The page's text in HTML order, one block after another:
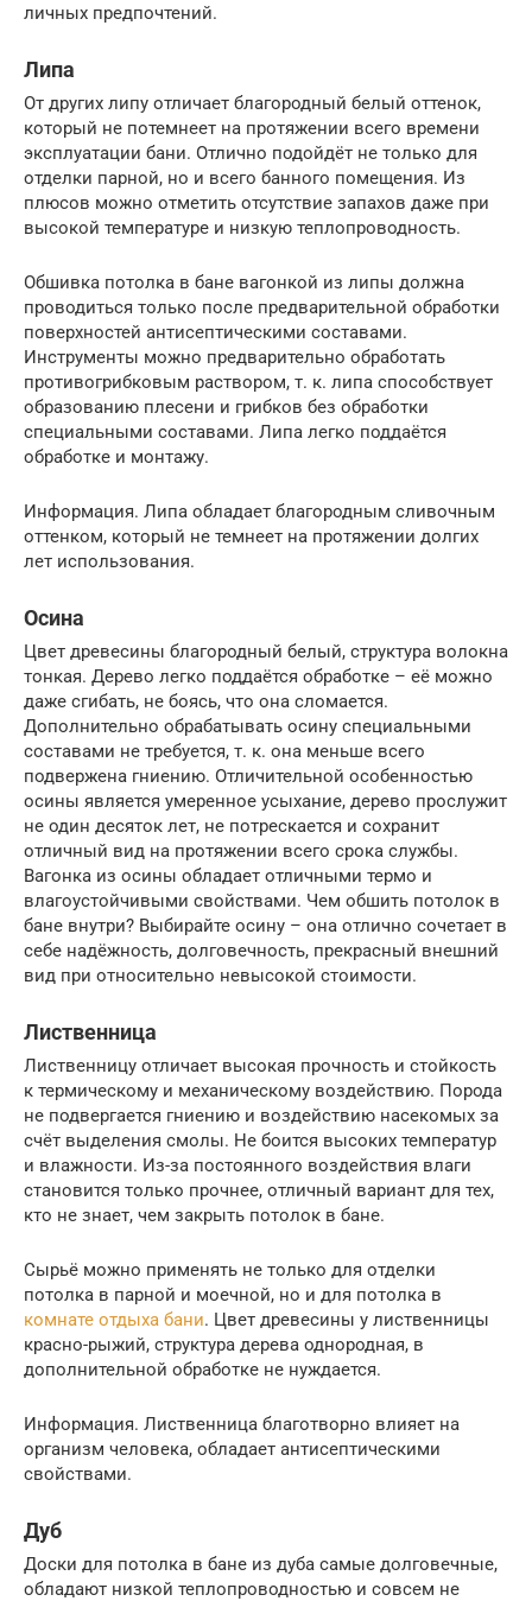
личных предпочтений.
Липа
От других липу отличает благородный белый оттенок,
который не потемнеет на протяжении всего времени
эксплуатации бани. Отлично подойдёт не только для
отделки парной, но и всего банного помещения. Из
плюсов можно отметить отсутствие запахов даже при
высокой температуре и низкую теплопроводность.
Обшивка потолка в бане вагонкой из липы должна
проводиться только после предварительной обработки
поверхностей антисептическими составами.
Инструменты можно предварительно обработать
противогрибковым раствором, т. к. липа способствует
образованию плесени и грибков без обработки
специальными составами. Липа легко поддаётся
обработке и монтажу.
Информация. Липа обладает благородным сливочным
оттенком, который не темнеет на протяжении долгих
лет использования.
Осина
Цвет древесины благородный белый, структура волокна
тонкая. Дерево легко поддаётся обработке – её можно
даже сгибать, не боясь, что она сломается.
Дополнительно обрабатывать осину специальными
составами не требуется, т. к. она меньше всего
подвержена гниению. Отличительной особенностью
осины является умеренное усыхание, дерево прослужит
не один десяток лет, не потрескается и сохранит
отличный вид на протяжении всего срока службы.
Вагонка из осины обладает отличными термо и
влагоустойчивыми свойствами. Чем обшить потолок в
бане внутри? Выбирайте осину – она отлично сочетает в
себе надёжность, долговечность, прекрасный внешний
вид при относительно невысокой стоимости.
Лиственница
Лиственницу отличает высокая прочность и стойкость
к термическому и механическому воздействию. Порода
не подвергается гниению и воздействию насекомых за
счёт выделения смолы. Не боится высоких температур
и влажности. Из-за постоянного воздействия влаги
становится только прочнее, отличный вариант для тех,
кто не знает, чем закрыть потолок в бане.
Сырьё можно применять не только для отделки
потолка в парной и моечной, но и для потолка в
комнате отдыха бани. Цвет древесины у лиственницы
красно-рыжий, структура дерева однородная, в
дополнительной обработке не нуждается.
Информация. Лиственница благотворно влияет на
организм человека, обладает антисептическими
свойствами.
Дуб
Доски для потолка в бане из дуба самые долговечные,
обладают низкой теплопроводностью и совсем не